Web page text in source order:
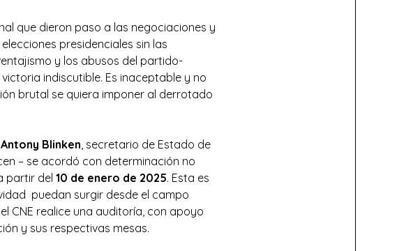
que dieron paso a las negociaciones y
presidenciales sin las
y los abusos del partido-
indiscutible. Es inaceptable y no
brutal se quiera imponer al derrotado
Antony Blinken, secretario de Estado de
– se acordó con determinación no
partir del 10 de enero de 2025. Esta es
puedan surgir desde el campo
CNE realice una auditoría, con apoyo
y sus respectivas mesas.